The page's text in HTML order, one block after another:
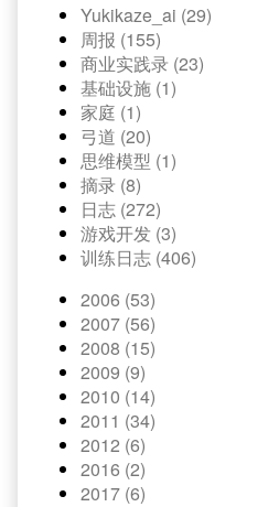
Yukikaze_ai (29)
周报 (155)
商业实践录 (23)
基础设施 (1)
家庭 (1)
弓道 (20)
思维模型 (1)
摘录 (8)
日志 (272)
游戏开发 (3)
训练日志 (406)
2006 (53)
2007 (56)
2008 (15)
2009 (9)
2010 (14)
2011 (34)
2012 (6)
2016 (2)
2017 (6)